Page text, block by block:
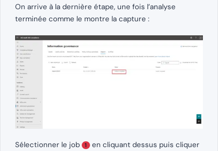
On arrive à la dernière étape, une fois l’analyse
terminée comme le montre la capture :
Sélectionner le job 1 en cliquant dessus puis cliquer